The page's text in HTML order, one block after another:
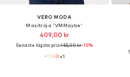
VERO MODA
Maxitröja 'VMMaybe'
409,00 kr
Senaste lägsta pris:455,00 kr-10%
+1